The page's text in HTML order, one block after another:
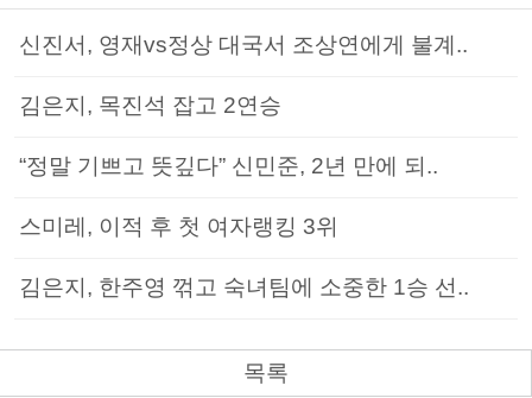
신진서, 영재vs정상 대국서 조상연에게 불계..
김은지, 목진석 잡고 2연승
“정말 기쁘고 뜻깊다” 신민준, 2년 만에 되..
스미레, 이적 후 첫 여자랭킹 3위
김은지, 한주영 꺾고 숙녀팀에 소중한 1승 선..
목록